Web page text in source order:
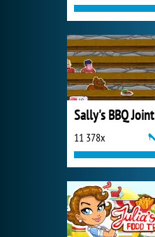
Sally's BBQ Joint
11 378x